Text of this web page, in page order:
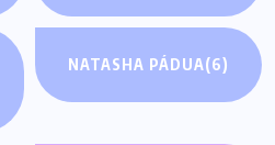
NATASHA PÁDUA(6)